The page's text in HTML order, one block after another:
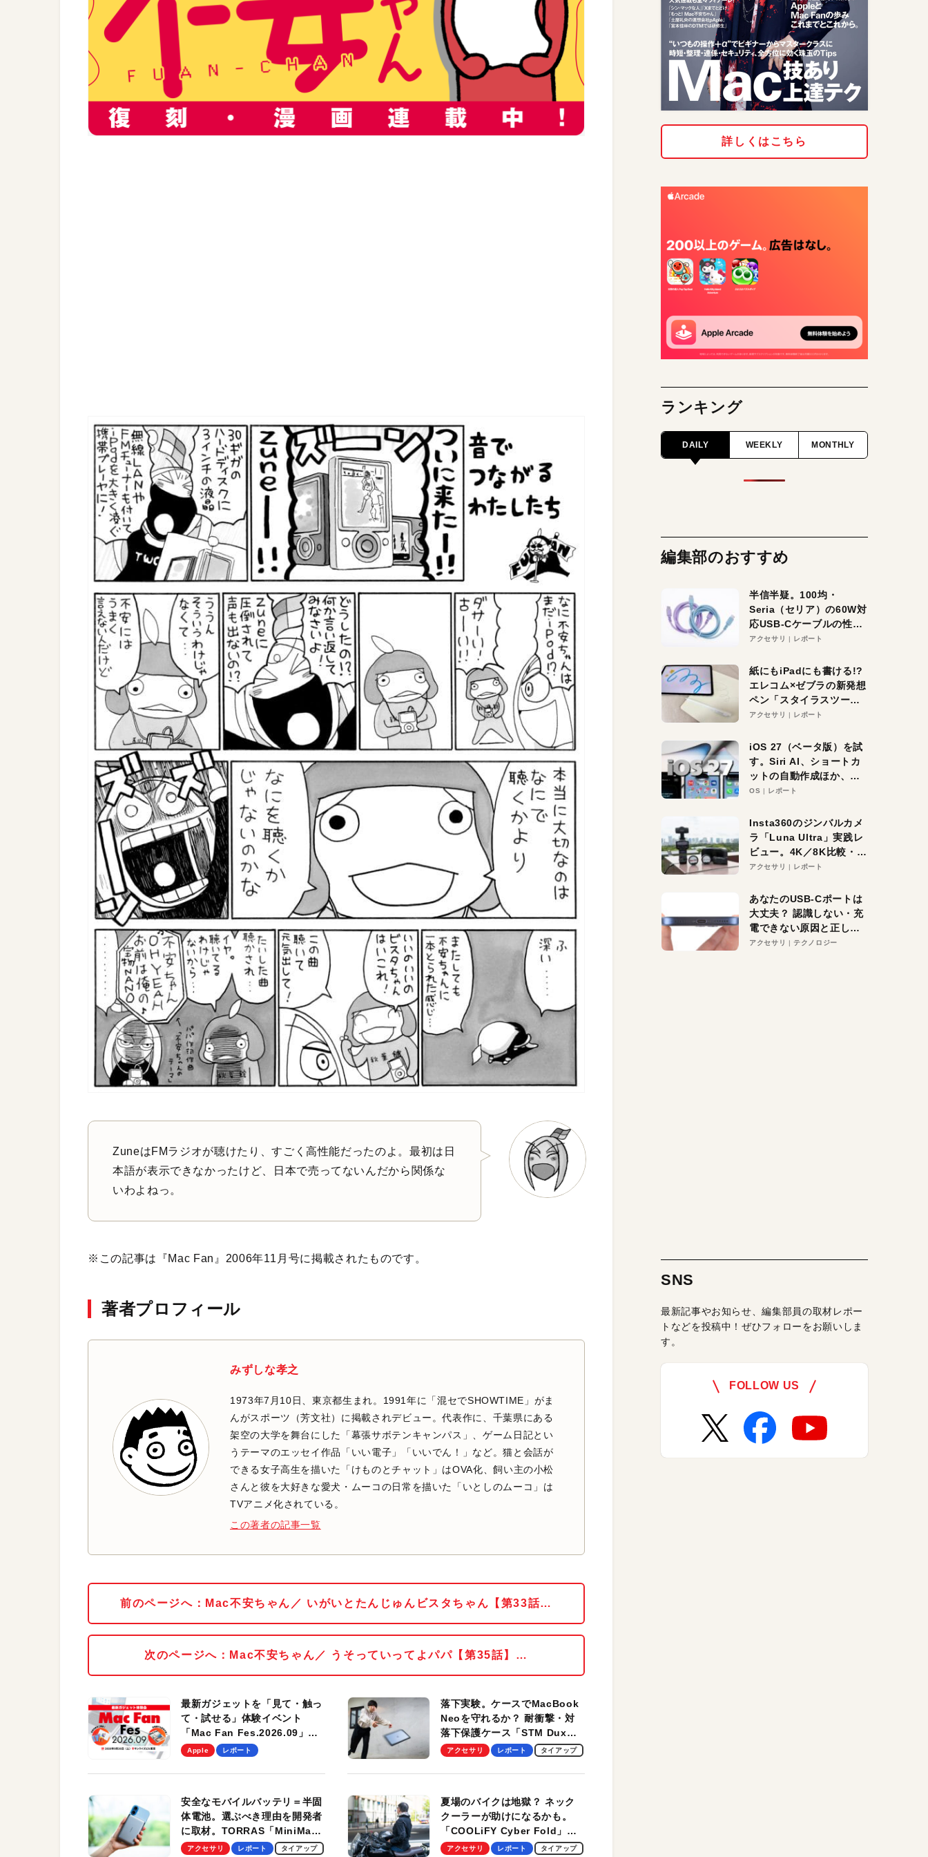
ZuneはFMラジオが聴けたり、すごく高性能だったのよ。最初は日
本語が表示できなかったけど、日本で売ってないんだから関係な
いわよねっ。
※この記事は『Mac Fan』2006年11月号に掲載されたものです。
著者プロフィール
みずしな孝之
1973年7月10日、東京都生まれ。1991年に「混セでSHOWTIME」がま
んがスポーツ（芳文社）に掲載されデビュー。代表作に、千葉県にある
架空の大学を舞台にした「幕張サボテンキャンパス」、ゲーム日記とい
うテーマのエッセイ作品「いい電子」「いいでん！」など。猫と会話が
できる女子高生を描いた「けものとチャット」はOVA化、飼い主の小松
さんと彼を大好きな愛犬・ムーコの日常を描いた「いとしのムーコ」は
TVアニメ化されている。
この著者の記事一覧
前のページへ：Mac不安ちゃん／ いがいとたんじゅんビスタちゃん【第33話…
次のページへ：Mac不安ちゃん／ うそっていってよパパ【第35話】…
最新ガジェットを「見て・触っ
て・試せる」体験イベント
「Mac Fan Fes.2026.09」
を、9月26日（土）に開催しま
Apple レポート
落下実験。ケースでMacBook
Neoを守れるか？ 耐衝撃・対
落下保護ケース「STM Dux
Ultra」を検証。学生、ビジネ
適！
アクセサリ レポート タイアップ
安全なモバイルバッテリ＝半固
体電池。選ぶべき理由を開発者
に取材。TORRAS「MiniMag
Pro」の実機レビューも
アクセサリ レポート タイアップ
夏場のバイクは地獄？ ネック
クーラーが助けになるかも。
「COOLiFY Cyber Fold」レ
ビュー。冷却の速さ、密着する
アクセサリ レポート タイアップ
詳しくはこちら
ランキング
DAILY WEEKLY MONTHLY
編集部のおすすめ
半信半疑。100均・
Seria（セリア）の60W対
応USB-Cケーブルの性能
を検証。超コスパの1本を
アクセサリ レポート
紙にもiPadにも書ける!?
エレコム×ゼブラの新発想
ペン「スタイラスツーウ
ェイ」レビュー。持ち替
アクセサリ レポート
iOS 27（ベータ版）を試
す。Siri AI、ショートカ
ットの自動作成ほか、期
待大の便利機能5選。
る未来はすぐそこ！
OS レポート
Insta360のジンバルカメ
ラ「Luna Ultra」実践レ
ビュー。4K／8K比較・ズ
ーム・夜間撮影をチェッ
アクセサリ レポート
あなたのUSB-Cポートは
大丈夫？ 認識しない・充
電できない原因と正しい
対策
アクセサリ テクノロジー
SNS
最新記事やお知らせ、編集部員の取材レポー
トなどを投稿中！ぜひフォローをお願いしま
す。
FOLLOW US